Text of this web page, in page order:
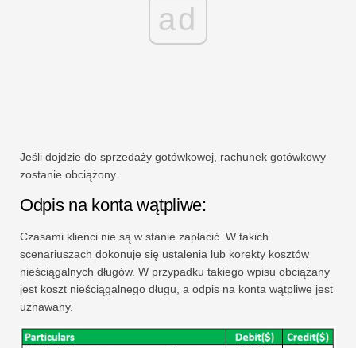
ad
Jeśli dojdzie do sprzedaży gotówkowej, rachunek gotówkowy
zostanie obciążony.
Odpis na konta wątpliwe:
Czasami klienci nie są w stanie zapłacić. W takich
scenariuszach dokonuje się ustalenia lub korekty kosztów
nieściągalnych długów. W przypadku takiego wpisu obciążany
jest koszt nieściągalnego długu, a odpis na konta wątpliwe jest
uznawany.